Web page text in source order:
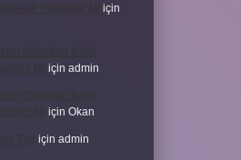
Hissedilir Mi için
Olmadan Ikinci
Mi için admin
Olmadan Ikinci
Mi için Okan
Tdk için admin